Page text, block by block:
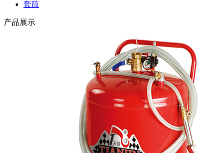
套筒
产品展示